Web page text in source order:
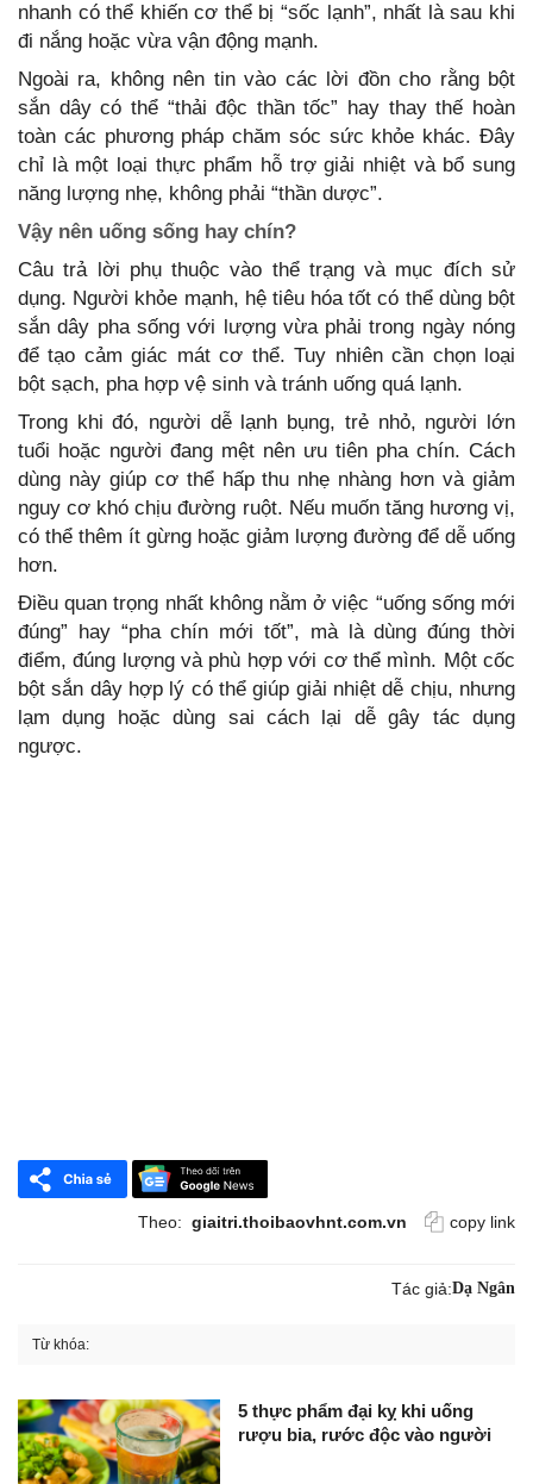
nhanh có thể khiến cơ thể bị “sốc lạnh”, nhất là sau khi
đi nắng hoặc vừa vận động mạnh.
Ngoài ra, không nên tin vào các lời đồn cho rằng bột
sắn dây có thể “thải độc thần tốc” hay thay thế hoàn
toàn các phương pháp chăm sóc sức khỏe khác. Đây
chỉ là một loại thực phẩm hỗ trợ giải nhiệt và bổ sung
năng lượng nhẹ, không phải “thần dược”.
Vậy nên uống sống hay chín?
Câu trả lời phụ thuộc vào thể trạng và mục đích sử
dụng. Người khỏe mạnh, hệ tiêu hóa tốt có thể dùng bột
sắn dây pha sống với lượng vừa phải trong ngày nóng
để tạo cảm giác mát cơ thể. Tuy nhiên cần chọn loại
bột sạch, pha hợp vệ sinh và tránh uống quá lạnh.
Trong khi đó, người dễ lạnh bụng, trẻ nhỏ, người lớn
tuổi hoặc người đang mệt nên ưu tiên pha chín. Cách
dùng này giúp cơ thể hấp thu nhẹ nhàng hơn và giảm
nguy cơ khó chịu đường ruột. Nếu muốn tăng hương vị,
có thể thêm ít gừng hoặc giảm lượng đường để dễ uống
hơn.
Điều quan trọng nhất không nằm ở việc “uống sống mới
đúng” hay “pha chín mới tốt”, mà là dùng đúng thời
điểm, đúng lượng và phù hợp với cơ thể mình. Một cốc
bột sắn dây hợp lý có thể giúp giải nhiệt dễ chịu, nhưng
lạm dụng hoặc dùng sai cách lại dễ gây tác dụng
ngược.
Theo: giaitri.thoibaovhnt.com.vn copy link
Tác giả:Dạ Ngân
Từ khóa:
5 thực phẩm đại kỵ khi uống
rượu bia, rước độc vào người